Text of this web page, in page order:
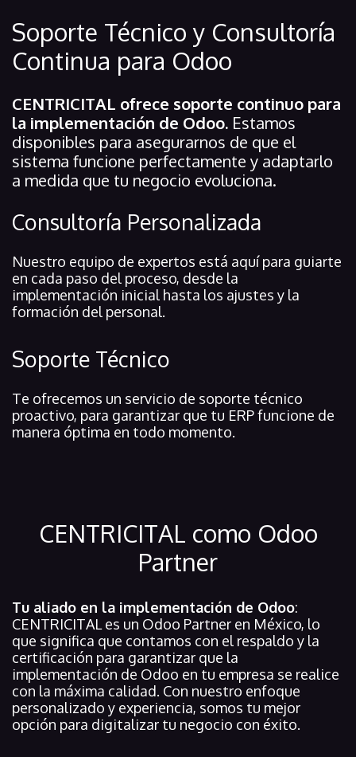
Soporte Técnico y Consultoría
Continua para Odoo
CENTRICITAL ofrece soporte continuo para
la implementación de Odoo. Estamos
disponibles para asegurarnos de que el
sistema funcione perfectamente y adaptarlo
a medida que tu negocio evoluciona.
Consultoría Personalizada
Nuestro equipo de expertos está aquí para guiarte
en cada paso del proceso, desde la
implementación inicial hasta los ajustes y la
formación del personal.
Soporte Técnico
Te ofrecemos un servicio de soporte técnico
proactivo, para garantizar que tu ERP funcione de
manera óptima en todo momento.
CENTRICITAL como Odoo
Partner
Tu aliado en la implementación de Odoo:
CENTRICITAL es un Odoo Partner en México, lo
que significa que contamos con el respaldo y la
certificación para garantizar que la
implementación de Odoo en tu empresa se realice
con la máxima calidad. Con nuestro enfoque
personalizado y experiencia, somos tu mejor
opción para digitalizar tu negocio con éxito.